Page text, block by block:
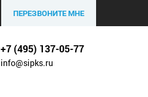
ПЕРЕЗВОНИТЕ МНЕ
+7 (495) 137-05-77
info@sipks.ru